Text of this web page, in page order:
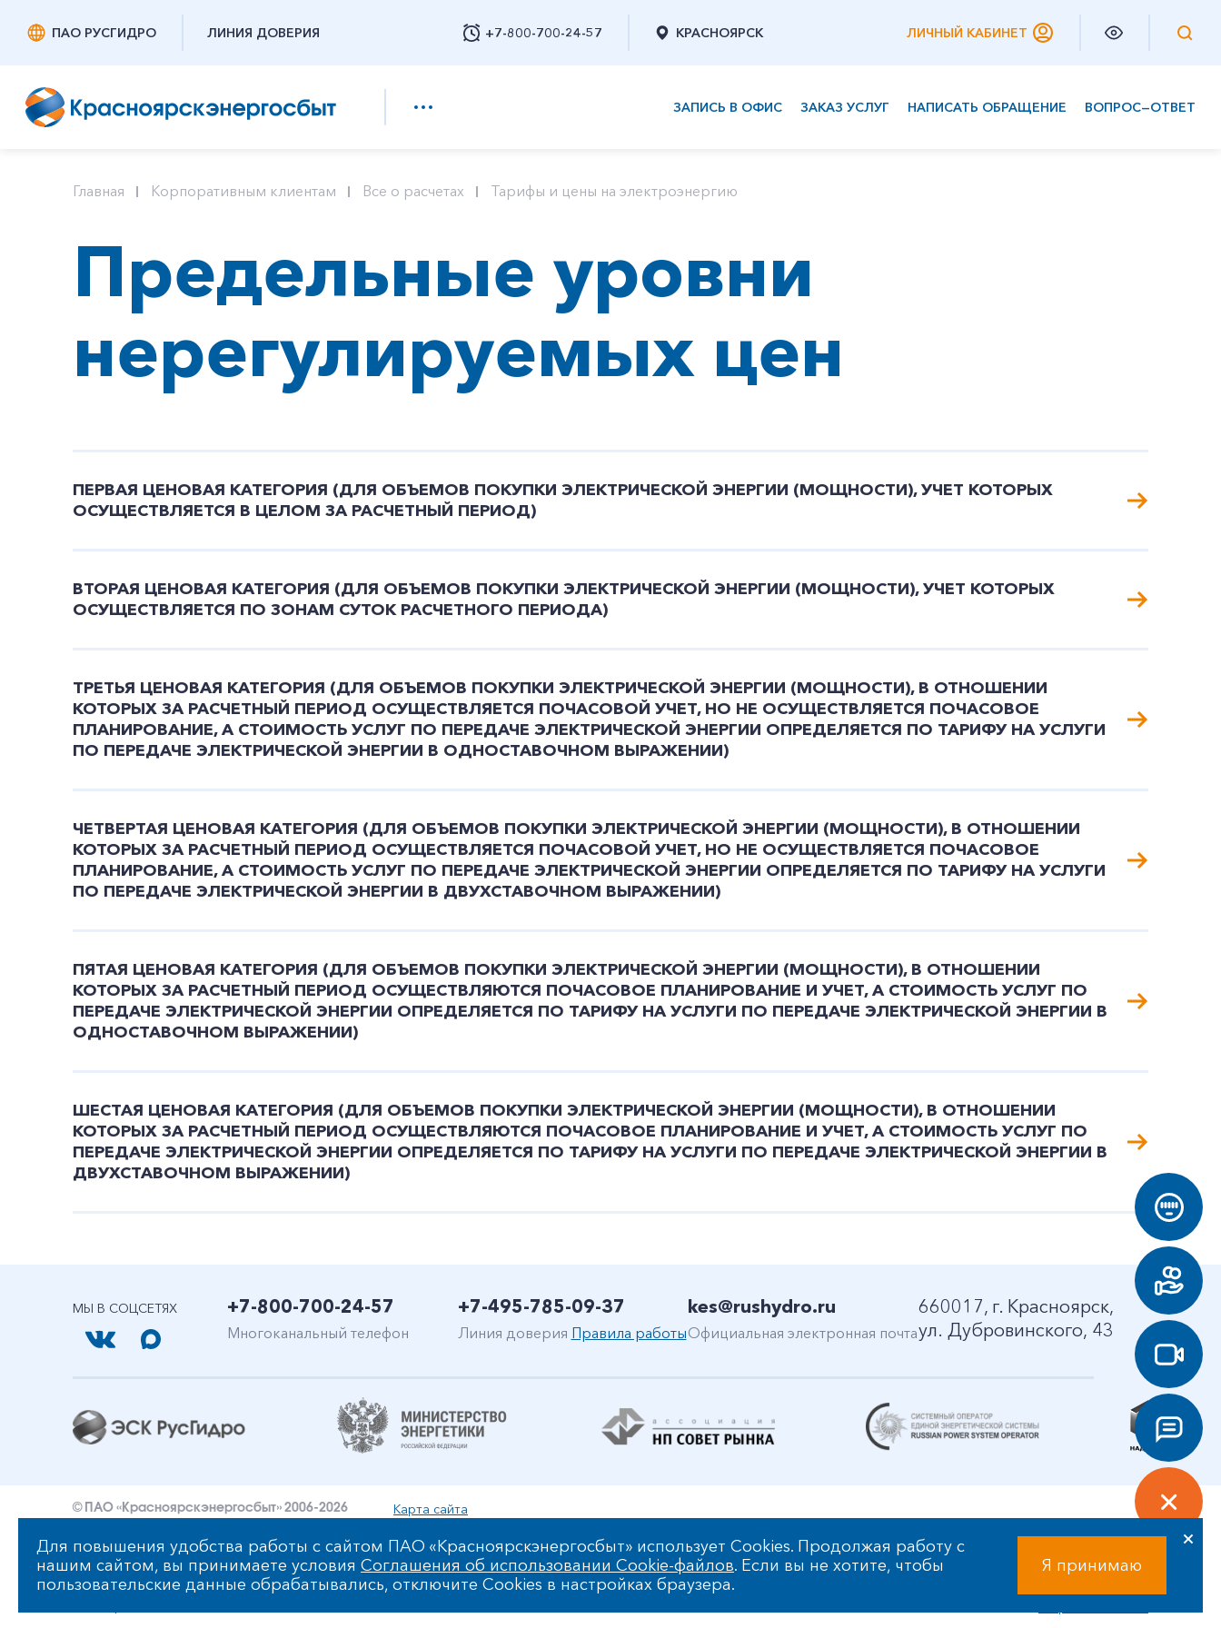
ПАО РУСГИДРО ЛИНИЯ ДОВЕРИЯ +7-800-700-24-57 КРАСНОЯРСК ЛИЧНЫЙ КАБИНЕТ
ЗАПИСЬ В ОФИС ЗАКАЗ УСЛУГ НАПИСАТЬ ОБРАЩЕНИЕ ВОПРОС—ОТВЕТ
Заказать обратный звонок
Частным клиентам
Корпоративным клиентам
Главная Корпоративным клиентам Все о расчетах Тарифы и цены на электроэнергию
Предельные уровни
нерегулируемых цен
ПЕРВАЯ ЦЕНОВАЯ КАТЕГОРИЯ (ДЛЯ ОБЪЕМОВ ПОКУПКИ ЭЛЕКТРИЧЕСКОЙ ЭНЕРГИИ (МОЩНОСТИ), УЧЕТ КОТОРЫХ
ОСУЩЕСТВЛЯЕТСЯ В ЦЕЛОМ ЗА РАСЧЕТНЫЙ ПЕРИОД)
ВТОРАЯ ЦЕНОВАЯ КАТЕГОРИЯ (ДЛЯ ОБЪЕМОВ ПОКУПКИ ЭЛЕКТРИЧЕСКОЙ ЭНЕРГИИ (МОЩНОСТИ), УЧЕТ КОТОРЫХ
ОСУЩЕСТВЛЯЕТСЯ ПО ЗОНАМ СУТОК РАСЧЕТНОГО ПЕРИОДА)
ТРЕТЬЯ ЦЕНОВАЯ КАТЕГОРИЯ (ДЛЯ ОБЪЕМОВ ПОКУПКИ ЭЛЕКТРИЧЕСКОЙ ЭНЕРГИИ (МОЩНОСТИ), В ОТНОШЕНИИ
КОТОРЫХ ЗА РАСЧЕТНЫЙ ПЕРИОД ОСУЩЕСТВЛЯЕТСЯ ПОЧАСОВОЙ УЧЕТ, НО НЕ ОСУЩЕСТВЛЯЕТСЯ ПОЧАСОВОЕ
ПЛАНИРОВАНИЕ, А СТОИМОСТЬ УСЛУГ ПО ПЕРЕДАЧЕ ЭЛЕКТРИЧЕСКОЙ ЭНЕРГИИ ОПРЕДЕЛЯЕТСЯ ПО ТАРИФУ НА УСЛУГИ
ПО ПЕРЕДАЧЕ ЭЛЕКТРИЧЕСКОЙ ЭНЕРГИИ В ОДНОСТАВОЧНОМ ВЫРАЖЕНИИ)
ЧЕТВЕРТАЯ ЦЕНОВАЯ КАТЕГОРИЯ (ДЛЯ ОБЪЕМОВ ПОКУПКИ ЭЛЕКТРИЧЕСКОЙ ЭНЕРГИИ (МОЩНОСТИ), В ОТНОШЕНИИ
КОТОРЫХ ЗА РАСЧЕТНЫЙ ПЕРИОД ОСУЩЕСТВЛЯЕТСЯ ПОЧАСОВОЙ УЧЕТ, НО НЕ ОСУЩЕСТВЛЯЕТСЯ ПОЧАСОВОЕ
ПЛАНИРОВАНИЕ, А СТОИМОСТЬ УСЛУГ ПО ПЕРЕДАЧЕ ЭЛЕКТРИЧЕСКОЙ ЭНЕРГИИ ОПРЕДЕЛЯЕТСЯ ПО ТАРИФУ НА УСЛУГИ
ПО ПЕРЕДАЧЕ ЭЛЕКТРИЧЕСКОЙ ЭНЕРГИИ В ДВУХСТАВОЧНОМ ВЫРАЖЕНИИ)
ПЯТАЯ ЦЕНОВАЯ КАТЕГОРИЯ (ДЛЯ ОБЪЕМОВ ПОКУПКИ ЭЛЕКТРИЧЕСКОЙ ЭНЕРГИИ (МОЩНОСТИ), В ОТНОШЕНИИ
КОТОРЫХ ЗА РАСЧЕТНЫЙ ПЕРИОД ОСУЩЕСТВЛЯЮТСЯ ПОЧАСОВОЕ ПЛАНИРОВАНИЕ И УЧЕТ, А СТОИМОСТЬ УСЛУГ ПО
ПЕРЕДАЧЕ ЭЛЕКТРИЧЕСКОЙ ЭНЕРГИИ ОПРЕДЕЛЯЕТСЯ ПО ТАРИФУ НА УСЛУГИ ПО ПЕРЕДАЧЕ ЭЛЕКТРИЧЕСКОЙ ЭНЕРГИИ В
ОДНОСТАВОЧНОМ ВЫРАЖЕНИИ)
ШЕСТАЯ ЦЕНОВАЯ КАТЕГОРИЯ (ДЛЯ ОБЪЕМОВ ПОКУПКИ ЭЛЕКТРИЧЕСКОЙ ЭНЕРГИИ (МОЩНОСТИ), В ОТНОШЕНИИ
КОТОРЫХ ЗА РАСЧЕТНЫЙ ПЕРИОД ОСУЩЕСТВЛЯЮТСЯ ПОЧАСОВОЕ ПЛАНИРОВАНИЕ И УЧЕТ, А СТОИМОСТЬ УСЛУГ ПО
ПЕРЕДАЧЕ ЭЛЕКТРИЧЕСКОЙ ЭНЕРГИИ ОПРЕДЕЛЯЕТСЯ ПО ТАРИФУ НА УСЛУГИ ПО ПЕРЕДАЧЕ ЭЛЕКТРИЧЕСКОЙ ЭНЕРГИИ В
ДВУХСТАВОЧНОМ ВЫРАЖЕНИИ)
МЫ В СОЦСЕТЯХ +7-800-700-24-57
Многоканальный телефон
+7-495-785-09-37
Линия доверия Правила работы
kes@rushydro.ru
Официальная электронная почта
660017, г. Красноярск,
ул. Дубровинского, 43
© ПАО «Красноярскэнергосбыт» 2006-2026
Карта сайта
Уведомление об ответственности и праве интеллектуальной собственности
Политика ПАО «Красноярскэнергосбыт» в отношении обработки персональных данных
Для повышения удобства работы с сайтом ПАО «Красноярскэнергосбыт» использует Cookies. Продолжая работу с
нашим сайтом, вы принимаете условия Соглашения об использовании Cookie-файлов. Если вы не хотите, чтобы
пользовательские данные обрабатывались, отключите Cookies в настройках браузера.
Я принимаю